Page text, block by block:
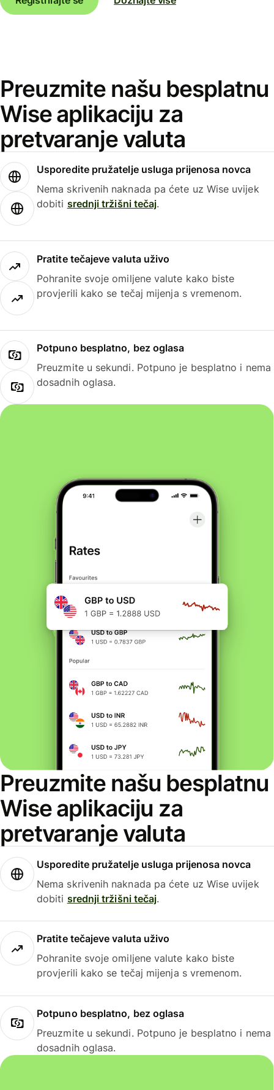
Preuzmite našu besplatnu
Wise aplikaciju za
pretvaranje valuta
Usporedite pružatelje usluga prijenosa novca
Nema skrivenih naknada pa ćete uz Wise uvijek
dobiti srednji tržišni tečaj.
Pratite tečajeve valuta uživo
Pohranite svoje omiljene valute kako biste
provjerili kako se tečaj mijenja s vremenom.
Potpuno besplatno, bez oglasa
Preuzmite u sekundi. Potpuno je besplatno i nema
dosadnih oglasa.
Preuzmite našu besplatnu
Wise aplikaciju za
pretvaranje valuta
Usporedite pružatelje usluga prijenosa novca
Nema skrivenih naknada pa ćete uz Wise uvijek
dobiti srednji tržišni tečaj.
Pratite tečajeve valuta uživo
Pohranite svoje omiljene valute kako biste
provjerili kako se tečaj mijenja s vremenom.
Potpuno besplatno, bez oglasa
Preuzmite u sekundi. Potpuno je besplatno i nema
dosadnih oglasa.